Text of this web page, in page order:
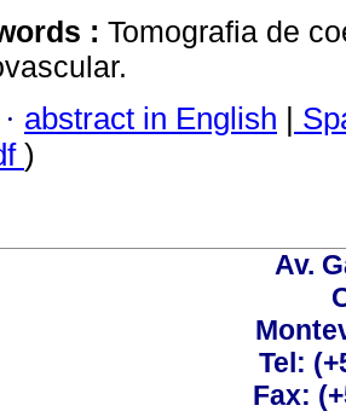
: Tomografia de
· abstract in English |
)
Av.
Tel:
Fax: